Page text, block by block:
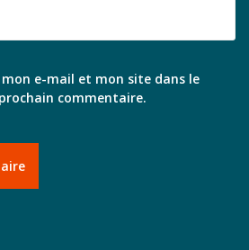
e-mail et mon site dans le
commentaire.